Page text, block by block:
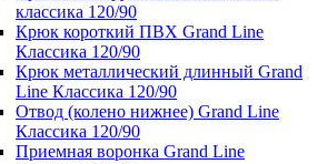
классика 120/90
Крюк короткий ПВХ Grand Line
Классика 120/90
Крюк металлический длинный Grand
Line Классика 120/90
Отвод (колено нижнее) Grand Line
Классика 120/90
Приемная воронка Grand Line